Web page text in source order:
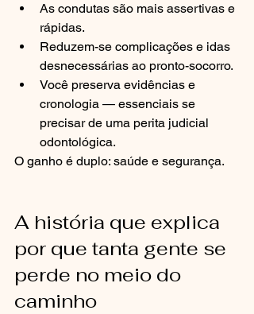
As condutas são mais assertivas e
rápidas.
Reduzem-se complicações e idas
desnecessárias ao pronto-socorro.
Você preserva evidências e
cronologia — essenciais se
precisar de uma perita judicial
odontológica.
O ganho é duplo: saúde e segurança.
A história que explica
por que tanta gente se
perde no meio do
caminho